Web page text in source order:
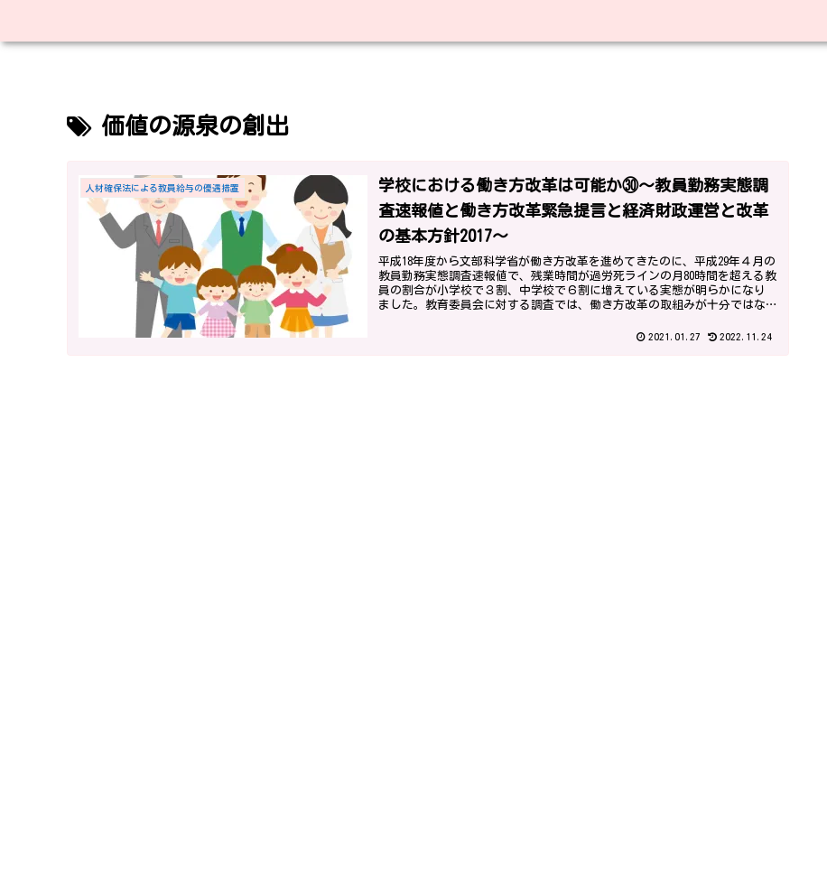
価値の源泉の創出
人材確保法による教員給与の優遇措置
学校における働き方改革は可能か㉚～教員勤務実態調
査速報値と働き方改革緊急提言と経済財政運営と改革
の基本方針2017～
平成18年度から文部科学省が働き方改革を進めてきたのに、平成29年４月の
教員勤務実態調査速報値で、残業時間が過労死ラインの月80時間を超える教
員の割合が小学校で３割、中学校で６割に増えている実態が明らかになり
ました。教育委員会に対する調査では、働き方改革の取組みが十分ではな
2021.01.27 2022.11.24